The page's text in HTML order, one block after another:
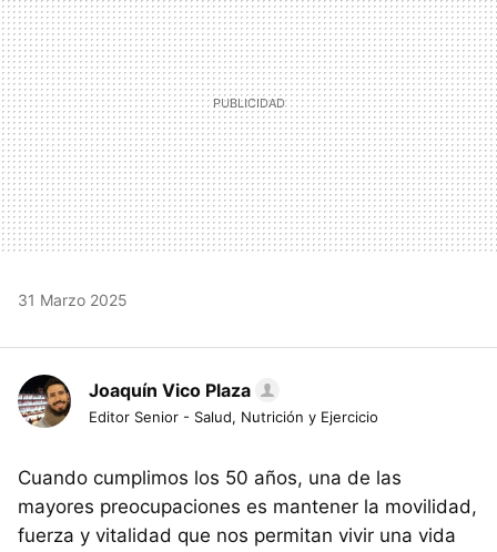
31 Marzo 2025
Joaquín Vico Plaza
Editor Senior - Salud, Nutrición y Ejercicio
Cuando cumplimos los 50 años, una de las
mayores preocupaciones es mantener la movilidad,
fuerza y vitalidad que nos permitan vivir una vida